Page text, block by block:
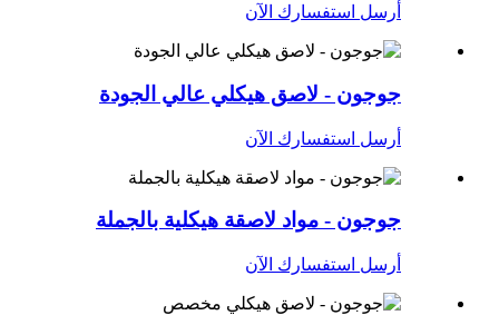
أرسل استفسارك الآن
جوجون - لاصق هيكلي عالي الجودة
أرسل استفسارك الآن
جوجون - مواد لاصقة هيكلية بالجملة
أرسل استفسارك الآن